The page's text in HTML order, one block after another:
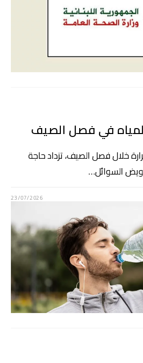
في فصل الصيف
خلال فصل الصيف، تزداد حاجة
السوائل…
23/07/2026